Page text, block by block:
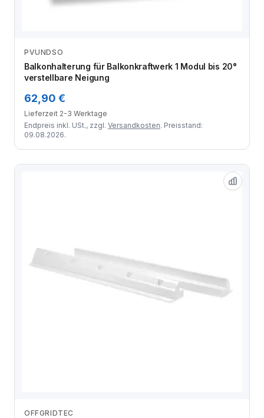
PVUNDSO
Balkonhalterung für Balkonkraftwerk 1 Modul bis 20°
verstellbare Neigung
62,90 €
Lieferzeit 2-3 Werktage
Endpreis inkl. USt., zzgl. Versandkosten. Preisstand:
09.08.2026.
OFFGRIDTEC